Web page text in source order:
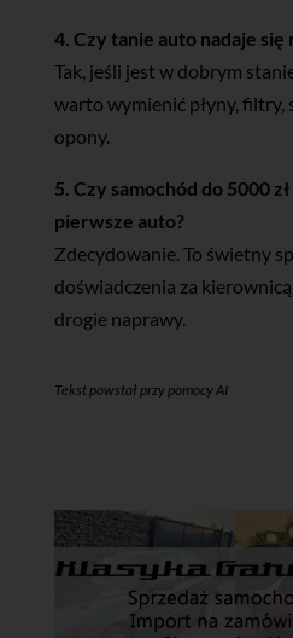
4. Czy tanie auto nadaje się
Tak, jeśli jest w dobrym
warto wymienić płyny, filtry,
opony.
5. Czy samochód do 5000
pierwsze auto?
Zdecydowanie. To świetny
doświadczenia za
drogie naprawy.
Tekst powstał przy pomocy AI